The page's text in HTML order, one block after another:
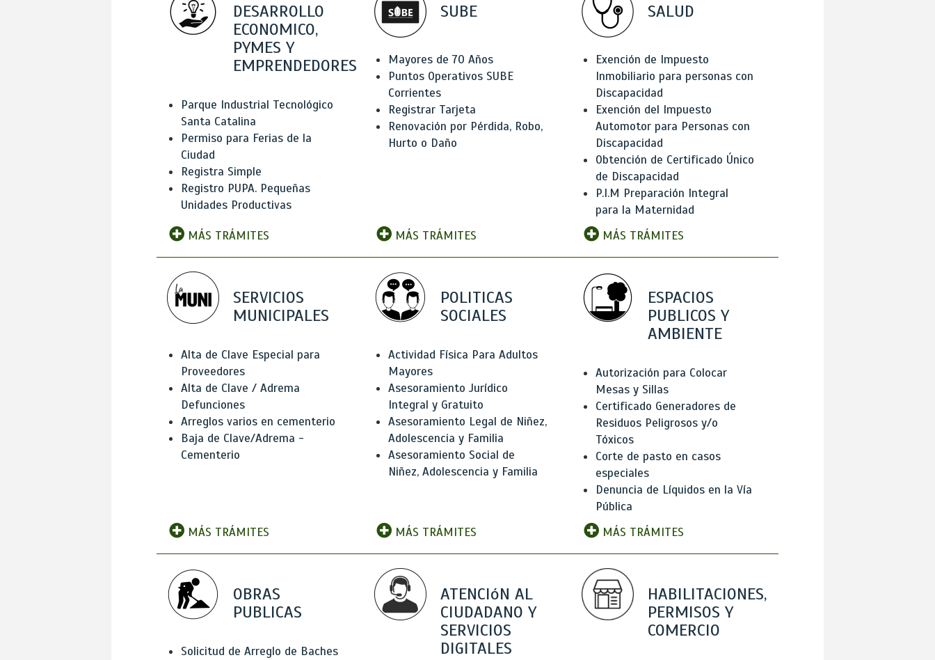
DESARROLLO
ECONOMICO,
PYMES Y
EMPRENDEDORES
Parque Industrial Tecnológico
Santa Catalina
Permiso para Ferias de la
Ciudad
Registra Simple
Registro PUPA. Pequeñas
Unidades Productivas
MÁS TRÁMITES
SUBE
Mayores de 70 Años
Puntos Operativos SUBE
Corrientes
Registrar Tarjeta
Renovación por Pérdida, Robo,
Hurto o Daño
MÁS TRÁMITES
SALUD
Exención de Impuesto
Inmobiliario para personas con
Discapacidad
Exención del Impuesto
Automotor para Personas con
Discapacidad
Obtención de Certificado Único
de Discapacidad
P.I.M Preparación Integral
para la Maternidad
MÁS TRÁMITES
SERVICIOS
MUNICIPALES
Alta de Clave Especial para
Proveedores
Alta de Clave / Adrema
Defunciones
Arreglos varios en cementerio
Baja de Clave/Adrema -
Cementerio
MÁS TRÁMITES
POLITICAS
SOCIALES
Actividad Física Para Adultos
Mayores
Asesoramiento Jurídico
Integral y Gratuito
Asesoramiento Legal de Niñez,
Adolescencia y Familia
Asesoramiento Social de
Niñez, Adolescencia y Familia
MÁS TRÁMITES
ESPACIOS
PUBLICOS Y
AMBIENTE
Autorización para Colocar
Mesas y Sillas
Certificado Generadores de
Residuos Peligrosos y/o
Tóxicos
Corte de pasto en casos
especiales
Denuncia de Líquidos en la Vía
Pública
MÁS TRÁMITES
OBRAS
PUBLICAS
Solicitud de Arreglo de Baches
ATENCIóN AL
CIUDADANO Y
SERVICIOS
DIGITALES
HABILITACIONES,
PERMISOS Y
COMERCIO